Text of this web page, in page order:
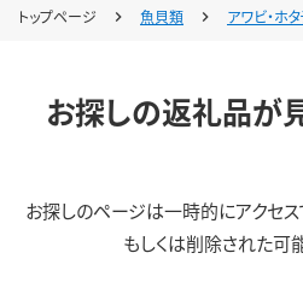
トップページ 魚貝類 アワビ・ホ
お探しの返礼品が
お探しのページは一時的にアクセ
もしくは削除された可